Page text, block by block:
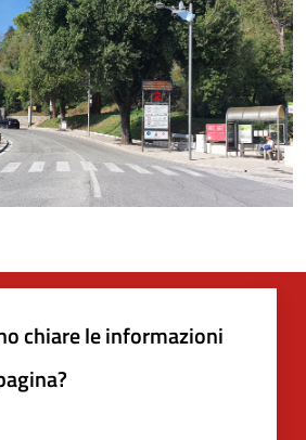
chiare le informazioni